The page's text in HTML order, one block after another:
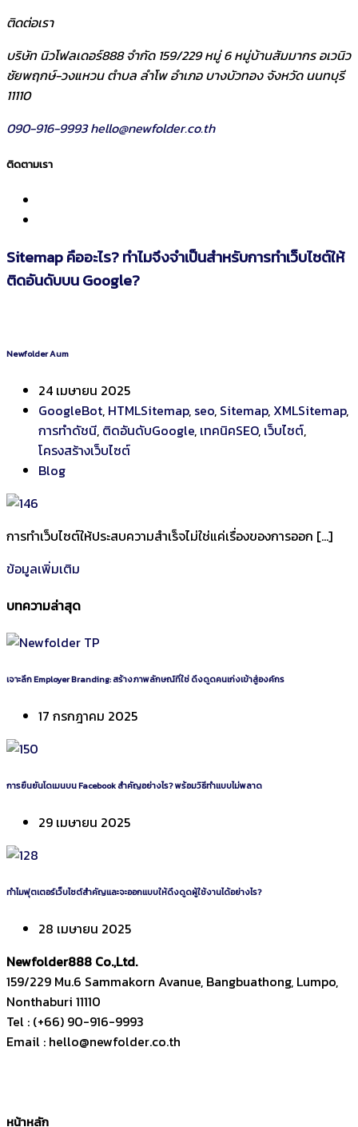
ติดต่อเรา
บริษัท นิวโฟลเดอร์888 จำกัด 159/229 หมู่ 6 หมู่บ้านสัมมากร อเวนิว
ชัยพฤกษ์-วงแหวน ตำบล ลำโพ อำเภอ บางบัวทอง จังหวัด นนทบุรี
11110
090-916-9993hello@newfolder.co.th
ติดตามเรา
Sitemap คืออะไร? ทำไมจึงจำเป็นสำหรับการทำเว็บไซต์ให้
ติดอันดับบน Google?
Newfolder Aum
24 เมษายน 2025
GoogleBot, HTMLSitemap, seo, Sitemap, XMLSitemap,
การทำดัชนี, ติดอันดับGoogle, เทคนิคSEO, เว็บไซต์,
โครงสร้างเว็บไซต์
Blog
การทำเว็บไซต์ให้ประสบความสำเร็จไม่ใช่แค่เรื่องของการออก […]
ข้อมูลเพิ่มเติม
บทความล่าสุด
เจาะลึก Employer Branding: สร้างภาพลักษณ์ที่ใช่ ดึงดูดคนเก่งเข้าสู่องค์กร
17 กรกฎาคม 2025
การยืนยันโดเมนบน Facebook สำคัญอย่างไร? พร้อมวิธีทำแบบไม่พลาด
29 เมษายน 2025
ทำไมฟุตเตอร์เว็บไซต์สำคัญและจะออกแบบให้ดึงดูดผู้ใช้งานได้อย่างไร?
28 เมษายน 2025
Newfolder888 Co.,Ltd.
159/229 Mu.6 Sammakorn Avanue, Bangbuathong, Lumpo,
Nonthaburi 11110
Tel : (+66) 90-916-9993
Email : hello@newfolder.co.th
หน้าหลัก